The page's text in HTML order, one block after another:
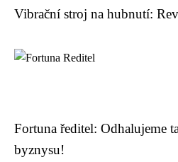
Vibrační stroj na hubnutí:
Fortuna ředitel: Odhalujeme
byznysu!